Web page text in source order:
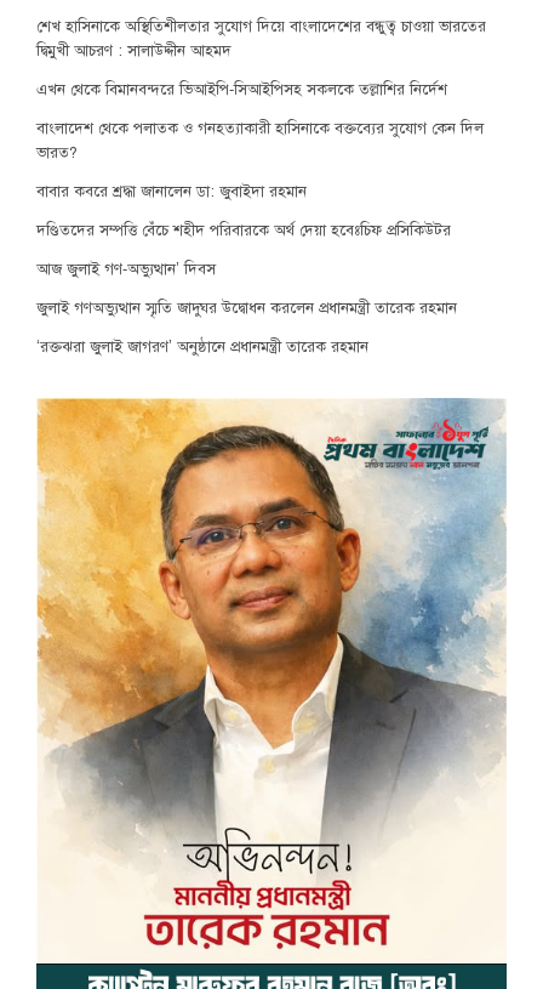
শেখ হাসিনাকে অস্থিতিশীলতার সুযোগ দিয়ে বাংলাদেশের বন্ধুত্ব চাওয়া ভারতের
দ্বিমুখী আচরণ : সালাউদ্দীন আহমদ
এখন থেকে বিমানবন্দরে ভিআইপি-সিআইপিসহ সকলকে তল্লাশির নির্দেশ
বাংলাদেশ থেকে পলাতক ও গনহত্যাকারী হাসিনাকে বক্তব্যের সুযোগ কেন দিল
ভারত?
বাবার কবরে শ্রদ্ধা জানালেন ডা: জুবাইদা রহমান
দণ্ডিতদের সম্পত্তি বেঁচে শহীদ পরিবারকে অর্থ দেয়া হবেঃচিফ প্রসিকিউটর
আজ জুলাই গণ-অভ্যুত্থান’ দিবস
জুলাই গণঅভ্যুত্থান স্মৃতি জাদুঘর উদ্বোধন করলেন প্রধানমন্ত্রী তারেক রহমান
‘রক্তঝরা জুলাই জাগরণ’ অনুষ্ঠানে প্রধানমন্ত্রী তারেক রহমান